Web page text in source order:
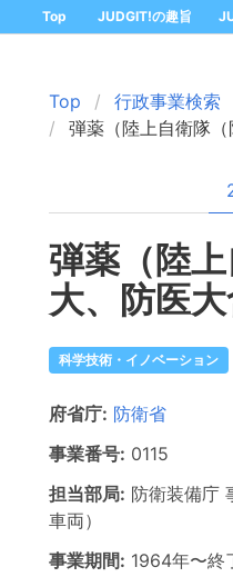
Top JUDGIT!の趣旨
Top
行政事業検索
弾薬（陸上自衛隊（
弾薬（陸
大、防医大
科学技術・イノベーション
府省庁: 防衛省
事業番号: 0115
担当部局: 防衛装備庁
車両）
事業期間: 1964年〜終